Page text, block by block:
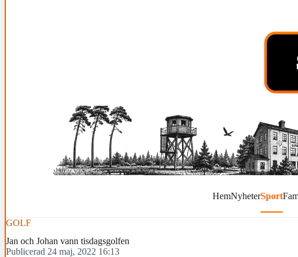
HemNyheterSport
GOLF
Jan och Johan vann tisdagsgolfen
Publicerad 24 maj, 2022 16:13